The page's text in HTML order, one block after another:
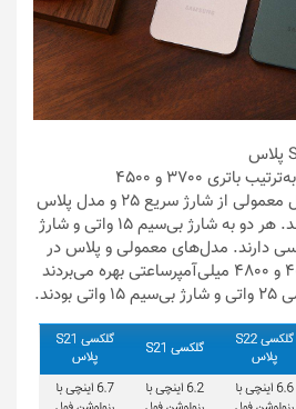
گلکسی S22 و S22 پلاس به‌ترتیب باتری 3700 و 4500
میلی‌آمپرساعتی دارند. مدل معمولی از شارژ سریع 25 و مدل پلاس
از 45 واتی پشتیبانی می‌کند. هر دو به شارژ بی‌سیم 15 واتی و شارژ
دارند. مدل‌های معمولی و پلاس در
نسل قبل از باتری‌های 4000 و 4800 میلی‌آمپرساعتی بهره می‌بردند